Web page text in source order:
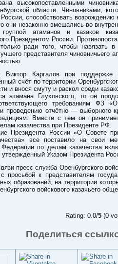
высокопоставленными
области. Чиновниками,
способствовать возрождению
они незаконно вмешались во
группой атаманов и казаков
Президентом России.
ради того, чтобы навязать в
представителя чиновничьего
Виктор Каргалов при
счёт по территории
и внося смуту и раскол среди
атамана Глуховского, то он
требованиям ФЗ
и проведению отчётно — выборного
Вместе с тем он
казачества при Президенте РФ.
Президента России «О Совете
все поставило на свои
Федерации по делам казачества
утвержденный Указом Президента
пресс-служба Оренбургского
с просьбой к представителям
образований, на территории
войскового казачьего
Rating: 0.0/5 (0
Поделиться